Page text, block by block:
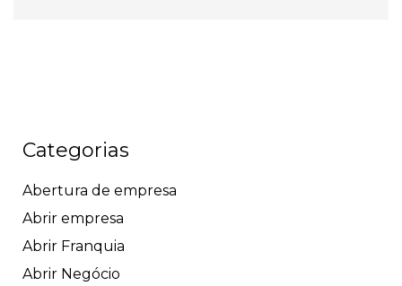
Categorias
Abertura de empresa
Abrir empresa
Abrir Franquia
Abrir Negócio